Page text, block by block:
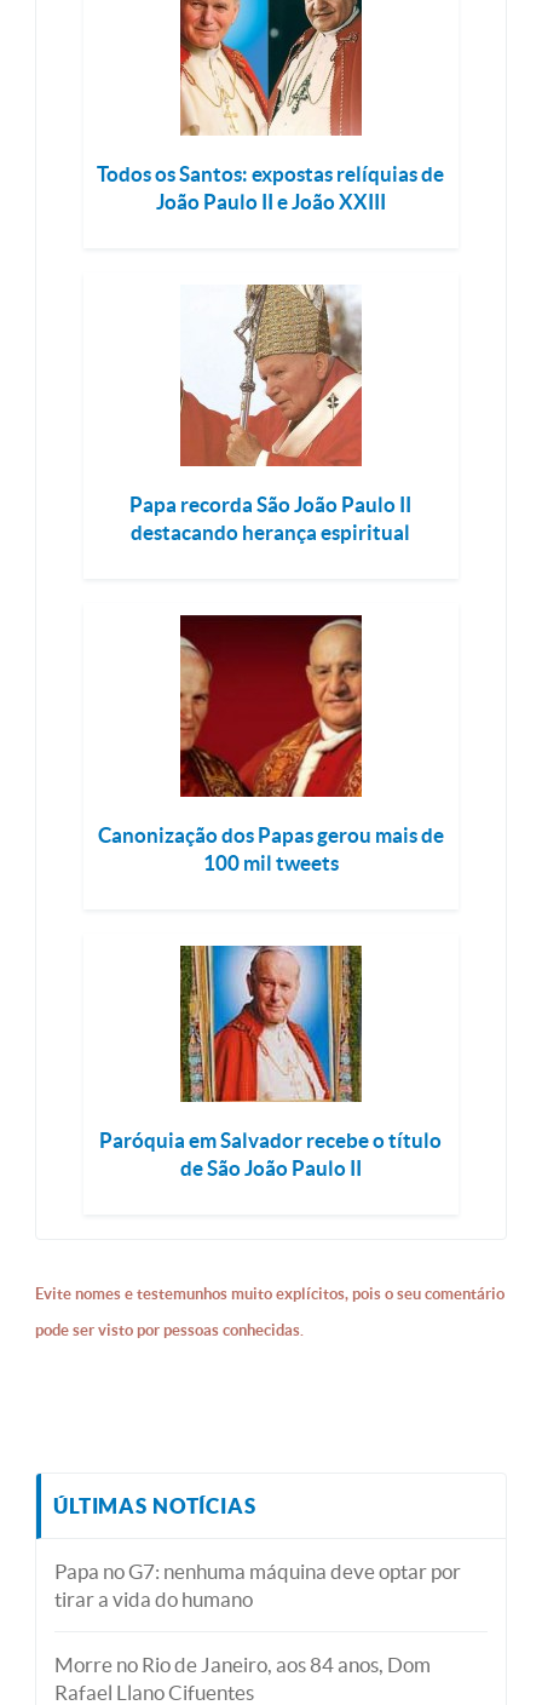
Todos os Santos: expostas relíquias de
João Paulo II e João XXIII
Papa recorda São João Paulo II
destacando herança espiritual
Canonização dos Papas gerou mais de
100 mil tweets
Paróquia em Salvador recebe o título
de São João Paulo II
Evite nomes e testemunhos muito explícitos, pois o seu comentário
pode ser visto por pessoas conhecidas.
ÚLTIMAS NOTÍCIAS
Papa no G7: nenhuma máquina deve optar por
tirar a vida do humano
Morre no Rio de Janeiro, aos 84 anos, Dom
Rafael Llano Cifuentes